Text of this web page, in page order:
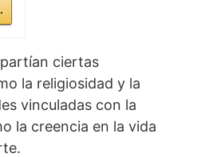
ciertas
la religiosidad y la
vinculadas con la
la creencia en la vida